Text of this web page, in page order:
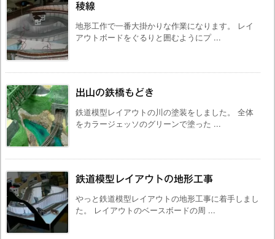
稜線
地形工作で一番大掛かりな作業になります。 レイ
アウトボードをぐるりと囲むようにプ ...
出山の鉄橋もどき
鉄道模型レイアウトの川の塗装をしました。 全体
をカラージェッソのグリーンで塗った ...
鉄道模型レイアウトの地形工事
やっと鉄道模型レイアウトの地形工事に着手しまし
た。 レイアウトのベースボードの周 ...